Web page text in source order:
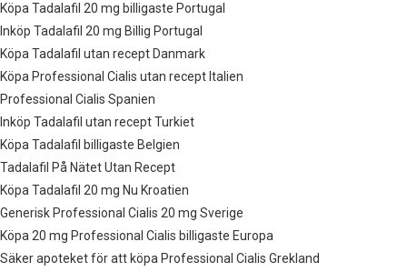
Köpa Tadalafil 20 mg billigaste Portugal
Inköp Tadalafil 20 mg Billig Portugal
Köpa Tadalafil utan recept Danmark
Köpa Professional Cialis utan recept Italien
Professional Cialis Spanien
Inköp Tadalafil utan recept Turkiet
Köpa Tadalafil billigaste Belgien
Tadalafil På Nätet Utan Recept
Köpa Tadalafil 20 mg Nu Kroatien
Generisk Professional Cialis 20 mg Sverige
Köpa 20 mg Professional Cialis billigaste Europa
Säker apoteket för att köpa Professional Cialis Grekland